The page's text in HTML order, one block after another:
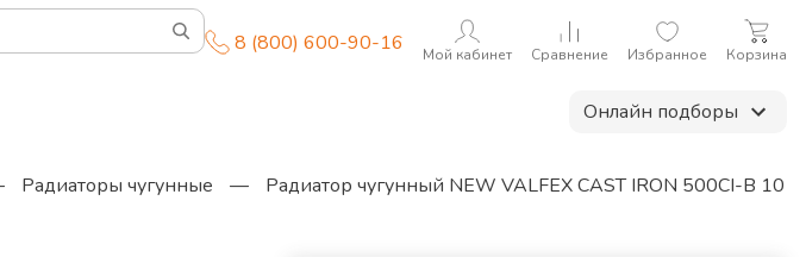
8 (800) 600-90-16 Мой кабинет Сравнение Избранное Корзина
Онлайн подборы
Радиаторы чугунные —
Радиатор чугунный NEW VALFEX CAST IRON 500CI-B 10